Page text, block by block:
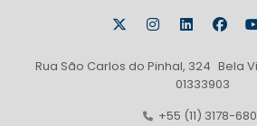
Rua São Carlos do Pinhal, 324 Bela
01333903
+55 (11) 3178-